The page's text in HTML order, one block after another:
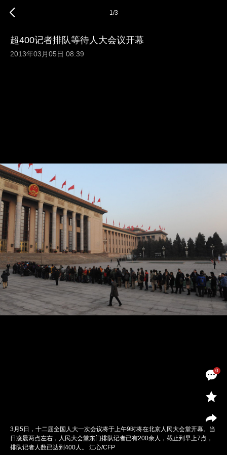
0
1/3
超400记者排队等待人大会议开幕
2013年03月05日 08:39
3月5日，十二届全国人大一次会议将于上午9时将在北京人民大会堂开幕。当
日凌晨两点左右，人民大会堂东门排队记者已有200余人，截止到早上7点，
排队记者人数已达到400人。 江心/CFP